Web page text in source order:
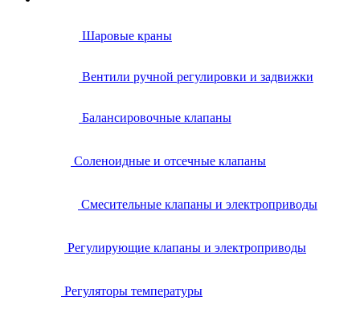
Шаровые краны
Вентили ручной регулировки и задвижки
Балансировочные клапаны
Соленоидные и отсечные клапаны
Смесительные клапаны и электроприводы
Регулирующие клапаны и электроприводы
Регуляторы температуры